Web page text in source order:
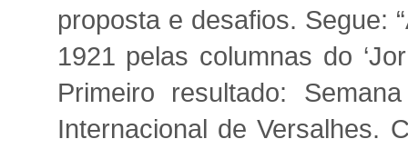
proposta e desafios. Segue:
1921 pelas columnas do
Primeiro resultado:
Internacional de Versalhes.